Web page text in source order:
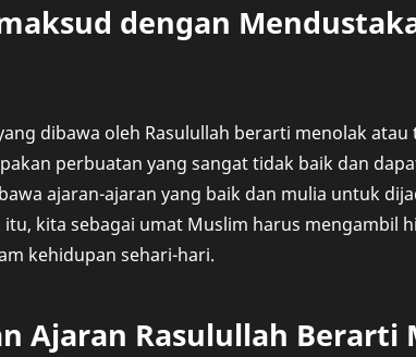
dengan
dibawa oleh Rasulullah berarti menolak
perbuatan yang sangat tidak baik dan
ajaran-ajaran yang baik dan mulia untuk
itu, kita sebagai umat Muslim harus mengambil
kehidupan sehari-hari.
Ajaran Rasulullah Berarti